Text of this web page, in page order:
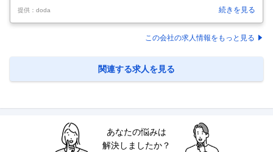
部門】ロピアのチーフ候補◆年休120日／若手活躍中！チーフ平均年収6
30万／裁量有 【具体的な仕事内容】 ～食のプロとして、自らの手で
「店」を創り上げる醍醐味を味わいませんか？精肉専門店を原点とする
ロピアでは、現場に絶大な裁量があります◎仕入れから商品開発、価格
指せる環境です！～ ■仕事内容 精肉部門のチーフ候補として、店舗運営
の全権を担っていただきます。 ・全国各地や海外からの直接仕入れ ・地
提供：doda 続きを見る
この会社の求人情報をもっと見る
関連する求人を見る
あなたの悩みは
解決しましたか？